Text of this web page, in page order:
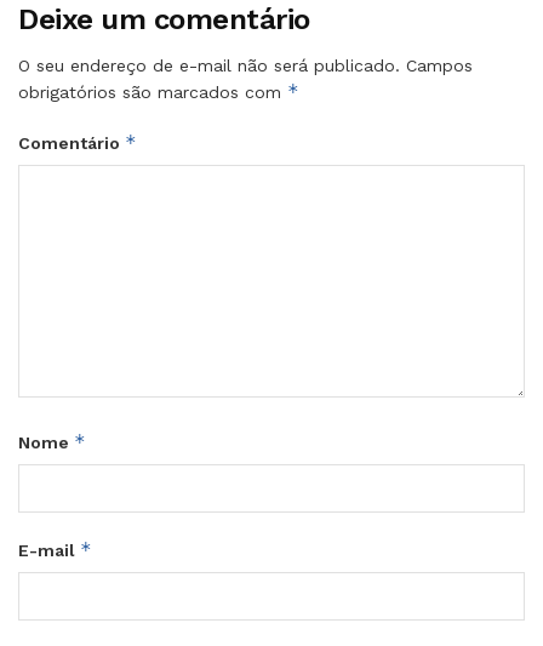
Deixe um comentário
O seu endereço de e-mail não será publicado. Campos
obrigatórios são marcados com *
Comentário *
Nome *
E-mail *